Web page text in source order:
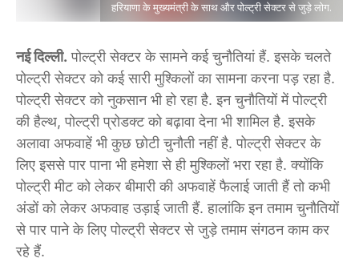
हरियाणा के मुख्यमंत्री के साथ और पोल्ट्री सेक्टर से जुड़े लोग.
नई दिल्ली. पोल्ट्री सेक्टर के सामने कई चुनौतियां हैं. इसके चलते
पोल्ट्री सेक्टर को कई सारी मुश्किलों का सामना करना पड़ रहा है.
पोल्ट्री सेक्टर को नुकसान भी हो रहा है. इन चुनौतियों में पोल्ट्री
की हैल्थ, पोल्ट्री प्रोडक्ट को बढ़ावा देना भी शामिल है. इसके
अलावा अफवाहें भी कुछ छोटी चुनौती नहीं है. पोल्ट्री सेक्टर के
लिए इससे पार पाना भी हमेशा से ही मुश्किलों भरा रहा है. क्योंकि
पोल्ट्री मीट को लेकर बीमारी की अफवाहें फैलाई जाती हैं तो कभी
अंडों को लेकर अफवाह उड़ाई जाती हैं. हालांकि इन तमाम चुनौतियों
से पार पाने के लिए पोल्ट्री सेक्टर से जुड़े तमाम संगठन काम कर
रहे हैं.